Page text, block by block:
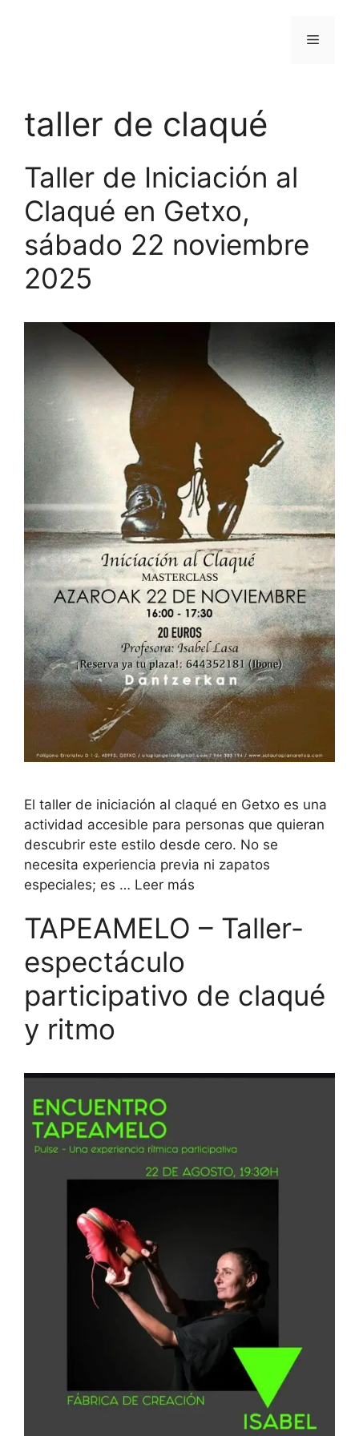
Menú
taller de claqué
Taller de Iniciación al
Claqué en Getxo,
sábado 22 noviembre
2025
El taller de iniciación al claqué en Getxo es una
actividad accesible para personas que quieran
descubrir este estilo desde cero. No se
necesita experiencia previa ni zapatos
especiales; es … Leer más
TAPEAMELO – Taller-
espectáculo
participativo de claqué
y ritmo